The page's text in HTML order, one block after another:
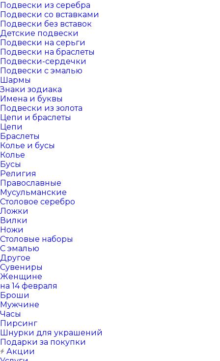
Подвески из серебра
Подвески со вставками
Подвески без вставок
Детские подвески
Подвески на серьги
Подвески на браслеты
Подвески-сердечки
Подвески с эмалью
Шармы
Знаки зодиака
Имена и буквы
Подвески из золота
Цепи и браслеты
Цепи
Браслеты
Колье и бусы
Колье
Бусы
Религия
Православные
Мусульманские
Столовое серебро
Ложки
Вилки
Ножи
Столовые наборы
С эмалью
Другое
Сувениры
Женщине
на 14 февраля
Броши
Мужчине
Часы
Пирсинг
Шнурки для украшений
Подарки за покупки
Акции